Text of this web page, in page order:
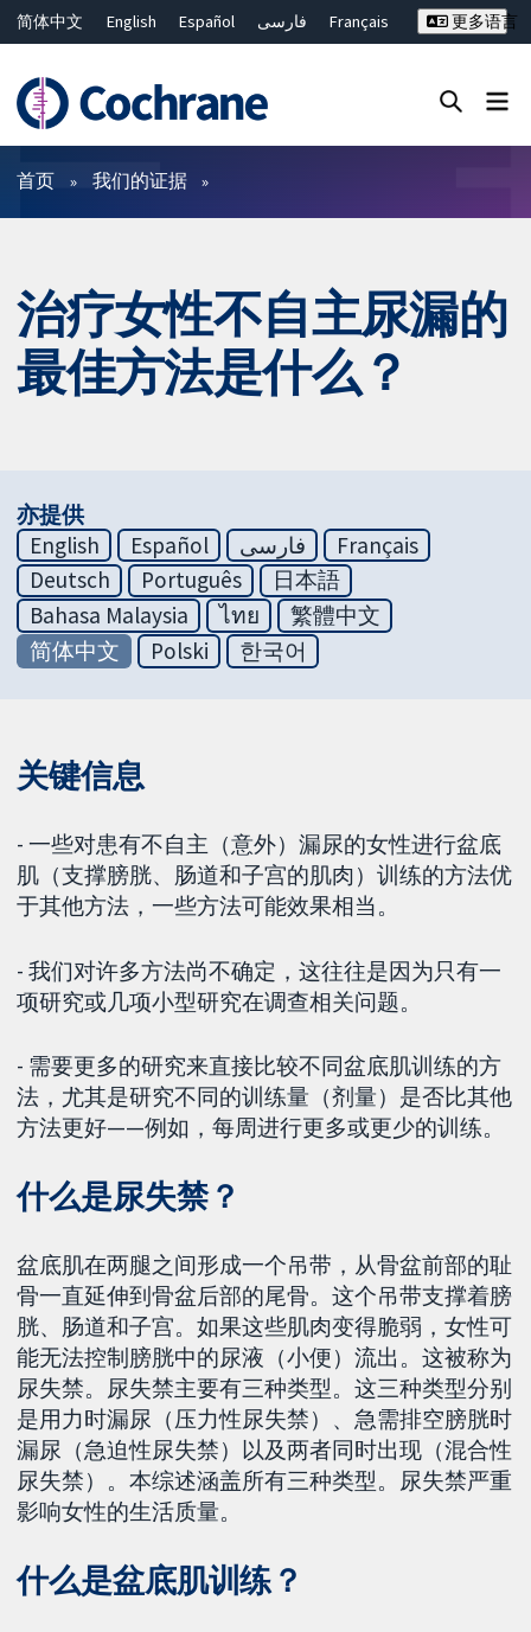
简体中文 English Español فارسی
Français
ไทย
繁體中文
更多语言
过滤
首页 我们的证据
治疗女性不自主尿漏的
最佳方法是什么？
亦提供
English
Español فارسی
Français
Deutsch
Português
日本語
Bahasa Malaysia
ไทย
繁體中文
简体中文
Polski 한국어
关键信息
- 一些对患有不自主（意外）漏尿的女性进行盆底
肌（支撑膀胱、肠道和子宫的肌肉）训练的方法优
于其他方法，一些方法可能效果相当。
- 我们对许多方法尚不确定，这往往是因为只有一
项研究或几项小型研究在调查相关问题。
- 需要更多的研究来直接比较不同盆底肌训练的方
法，尤其是研究不同的训练量（剂量）是否比其他
方法更好——例如，每周进行更多或更少的训练。
什么是尿失禁？
盆底肌在两腿之间形成一个吊带，从骨盆前部的耻
骨一直延伸到骨盆后部的尾骨。这个吊带支撑着膀
胱、肠道和子宫。如果这些肌肉变得脆弱，女性可
能无法控制膀胱中的尿液（小便）流出。这被称为
尿失禁。尿失禁主要有三种类型。这三种类型分别
是用力时漏尿（压力性尿失禁）、急需排空膀胱时
漏尿（急迫性尿失禁）以及两者同时出现（混合性
尿失禁）。本综述涵盖所有三种类型。尿失禁严重
影响女性的生活质量。
什么是盆底肌训练？